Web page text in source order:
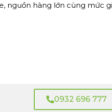
nguồn hàng lớn cùng mức
0932 696 777